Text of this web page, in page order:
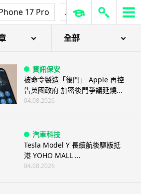
登場
17 Pro AirPods Pro 3
全部
資訊保安
被命令製造「後門」 Apple 再控
告英國政府 加密後門爭議延燒...
04.08.2026
汽車科技
Tesla Model Y 長續航後驅版抵
港 YOHO MALL ...
04.08.2026